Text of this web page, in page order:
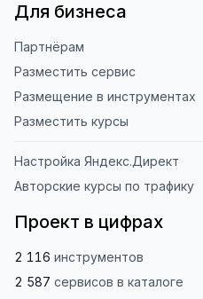
Для бизнеса
Партнёрам
Разместить сервис
Размещение в инструментах
Разместить курсы
Настройка Яндекс.Директ
Авторские курсы по трафику
Проект в цифрах
2 116 инструментов
2 587 сервисов в каталоге